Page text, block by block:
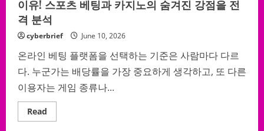
에
구
별
하
고
정
품
만
건
지
는
극
크
이유! 스포츠 베팅과 카지노의 숨겨진 강점을 전
격 분석
cyberbrief June 10, 2026
온라인 베팅 플랫폼을 선택하는 기준은 사람마다 다르
다. 누군가는 배당률을 가장 중요하게 생각하고, 또 다른
이용자는 게임 종류나...
Read
more